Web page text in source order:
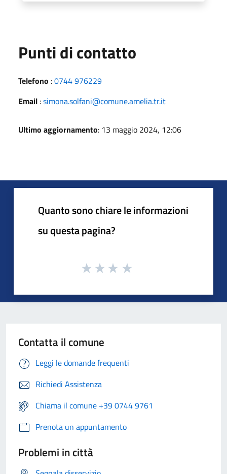
Punti di contatto
Telefono :0744 976229
Email :simona.solfani@comune.amelia.tr.it
Ultimo aggiornamento: 13 maggio 2024, 12:06
Quanto sono chiare le informazioni
su questa pagina?
Contatta il comune
Leggi le domande frequenti
Richiedi Assistenza
Chiama il comune +39 0744 9761
Prenota un appuntamento
Problemi in città